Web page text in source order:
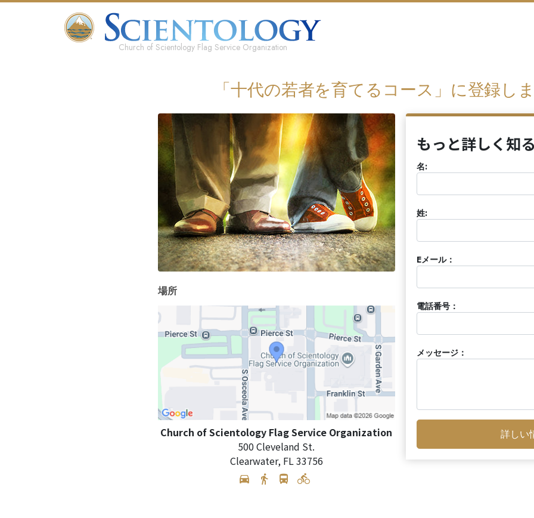
Church of Scientology Flag Service Organization
「十代の若者を育てるコース」に登録し
場所
Church of Scientology Flag Service Organization
500 Cleveland St.
Clearwater, FL33756
もっと詳しく知
名:
姓:
Eメール：
電話番号：
メッセージ：
詳しい